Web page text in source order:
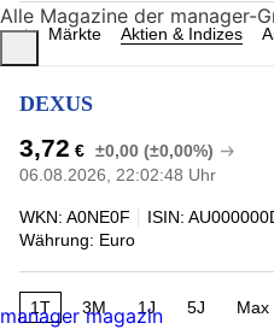
Märkte Aktien & Indizes
DEXUS
3,72 € ±0,00 (±0,00%)
06.08.2026, 22:02:48 Uhr
WKN: A0NE0F ISIN:
Währung: Euro
1T 3M 1J 5J Max
Alle Magazine der manager-
manager magazin